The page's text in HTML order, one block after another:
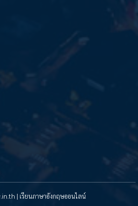
| เรียนภาษาอังกฤษออนไลน์